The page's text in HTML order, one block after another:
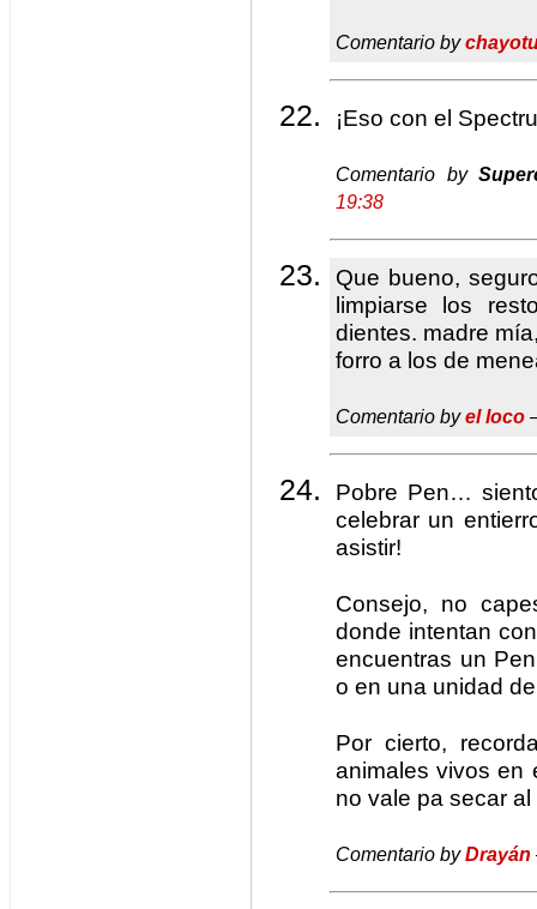
Comentario by
¡Eso con el
Comentario by
19:38
Que bueno,
limpiarse los
dientes. madre
forro a los de
Comentario byel loco
Pobre Pen…
celebrar un
asistir!
Consejo, no
donde intentan
encuentras un
o en una unidad
Por cierto,
animales vivos en
no vale pa secar al
Comentario byDrayán